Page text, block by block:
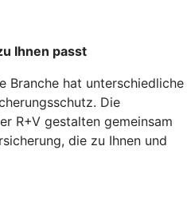
Ihnen passt
Branche hat unterschiedliche
Die
R+V gestalten gemeinsam
die zu Ihnen und